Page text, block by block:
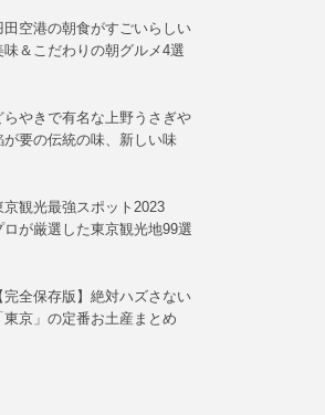
田空港の朝食がすごいらしい
味＆こだわりの朝グルメ4選
らやきで有名な上野うさぎや
が要の伝統の味、新しい味
京観光最強スポット2023
ロが厳選した東京観光地99選
完全保存版】絶対ハズさない
東京」の定番お土産まとめ